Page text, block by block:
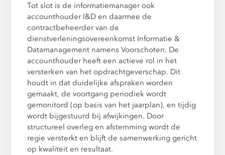
Tot slot is de informatiemanager ook
accounthouder I&D en daarmee de
contractbeheerder van de
dienstverleningsovereenkomst Informatie &
Datamanagement namens Voorschoten. De
accounthouder heeft een actieve rol in het
versterken van het opdrachtgeverschap. Dit
houdt in dat duidelijke afspraken worden
gemaakt, de voortgang periodiek wordt
gemonitord (op basis van het jaarplan), en tijdig
wordt bijgestuurd bij afwijkingen. Door
structureel overleg en afstemming wordt de
regie versterkt en blijft de samenwerking gericht
op kwaliteit en resultaat.